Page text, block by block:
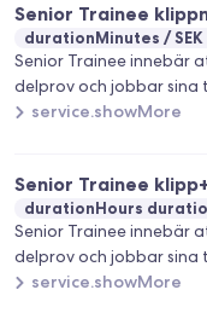
Senior Trainee
durationMinutes
Senior Trainee innebär
delprov och jobbar sina
man färdig och fullt
service.showMore
Senior Trainee
durationHours
Senior Trainee innebär
delprov och jobbar sina
man färdig och fullt
service.showMore